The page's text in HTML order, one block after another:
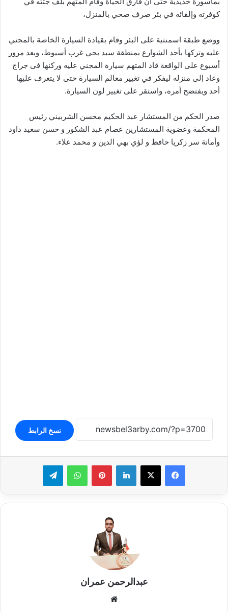
كوفرته وإلقائه في بئر صرف صحي بالمنزل،
ووضع طبقة اسمنتية على البئر وقام بقيادة السيارة الخاصة بالمجني
عليه وتركها بأحد الشوارع بمنطقة سيد بحي غرب أسيوط، وبعد مرور
أسبوع على الواقعة قاد المتهم سيارة المجني عليه وركنها فى جراج
وعاد إلى منزله ليفكر في تغيير معالم السيارة حتى لا يتعرف عليها
أحد ويفتضح أمره، واستقر على تغيير لون السيارة.
صدر الحكم من المستشار عبد الحكيم محسن الشربيني رئيس
المحكمة وعضوية المستشارين عصام عبد الشكور و حسن سعيد داود
وأمانة سر زكريا حافظ و لؤي بهي الدين و محمد علاء.
نسخ الرابط
لينكدإن بينتيريستواتساب تيلقرام
عبدالرحمن عمران